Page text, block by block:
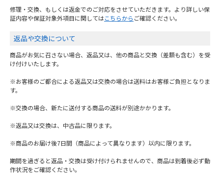
修理・交換、もしくは返金でのご対応をさせていただきます。より詳しい保
証内容や保証対象外項目に関してはこちらから ご確認ください。
返品や交換について
商品がお気に召さない場合、返品又は、他の商品と交換（差額も含む）を受
け付けいたします。
※お客様のご都合による返品又は交換の場合は送料はお客様ご負担となりま
す。
※交換の場合、新たに送付する商品の送料が別途かかります。
※返品又は交換は、中古品に限ります。
※商品のお届け後7日間（商品によって異なります）以内に限ります。
期間を過ぎると返品・交換は受け付けられませんので、商品は到着後必ず動
作状況をご確認ください。